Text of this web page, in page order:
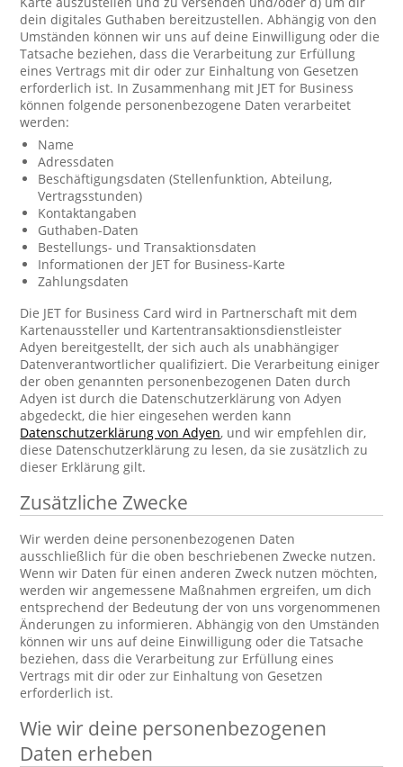
dein digitales Guthaben bereitzustellen. Abhängig von den
Umständen können wir uns auf deine Einwilligung oder die
Tatsache beziehen, dass die Verarbeitung zur Erfüllung
eines Vertrags mit dir oder zur Einhaltung von Gesetzen
erforderlich ist. In Zusammenhang mit JET for Business
können folgende personenbezogene Daten verarbeitet
werden:
Name
Adressdaten
Beschäftigungsdaten (Stellenfunktion, Abteilung,
Vertragsstunden)
Kontaktangaben
Guthaben-Daten
Bestellungs- und Transaktionsdaten
Informationen der JET for Business-Karte
Zahlungsdaten
Die JET for Business Card wird in Partnerschaft mit dem
Kartenaussteller und Kartentransaktionsdienstleister
Adyen bereitgestellt, der sich auch als unabhängiger
Datenverantwortlicher qualifiziert. Die Verarbeitung einiger
der oben genannten personenbezogenen Daten durch
Adyen ist durch die Datenschutzerklärung von Adyen
abgedeckt, die hier eingesehen werden kann
Datenschutzerklärung von Adyen, und wir empfehlen dir,
diese Datenschutzerklärung zu lesen, da sie zusätzlich zu
dieser Erklärung gilt.
Zusätzliche Zwecke
Wir werden deine personenbezogenen Daten
ausschließlich für die oben beschriebenen Zwecke nutzen.
Wenn wir Daten für einen anderen Zweck nutzen möchten,
werden wir angemessene Maßnahmen ergreifen, um dich
entsprechend der Bedeutung der von uns vorgenommenen
Änderungen zu informieren. Abhängig von den Umständen
können wir uns auf deine Einwilligung oder die Tatsache
beziehen, dass die Verarbeitung zur Erfüllung eines
Vertrags mit dir oder zur Einhaltung von Gesetzen
erforderlich ist.
Wie wir deine personenbezogenen
Daten erheben